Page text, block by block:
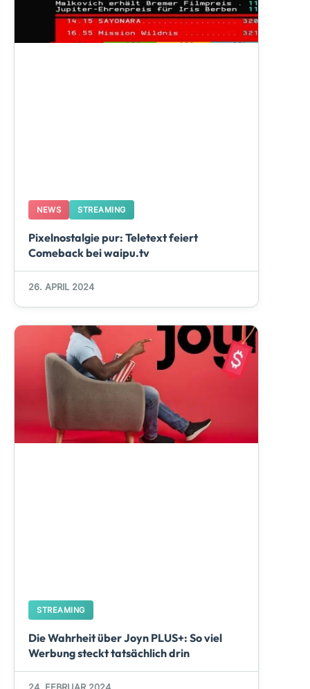
NEWS STREAMING
Pixelnostalgie pur: Teletext feiert
Comeback bei waipu.tv
26. APRIL 2024
STREAMING
Die Wahrheit über Joyn PLUS+: So viel
Werbung steckt tatsächlich drin